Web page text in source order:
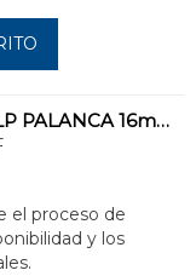
LLAVES DE PASO MLP PALANCA 16mm DE LA GAMA >B< FLEX - MLP
el proceso de
y los